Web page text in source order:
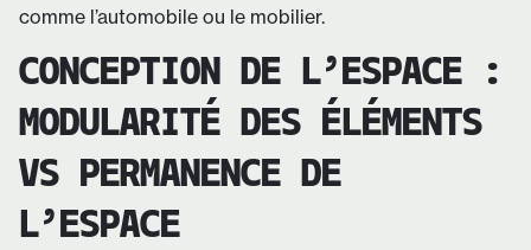
comme l’automobile ou le mobilier.
CONCEPTION DE L’ESPACE :
MODULARITÉ DES ÉLÉMENTS
VS PERMANENCE DE
L’ESPACE